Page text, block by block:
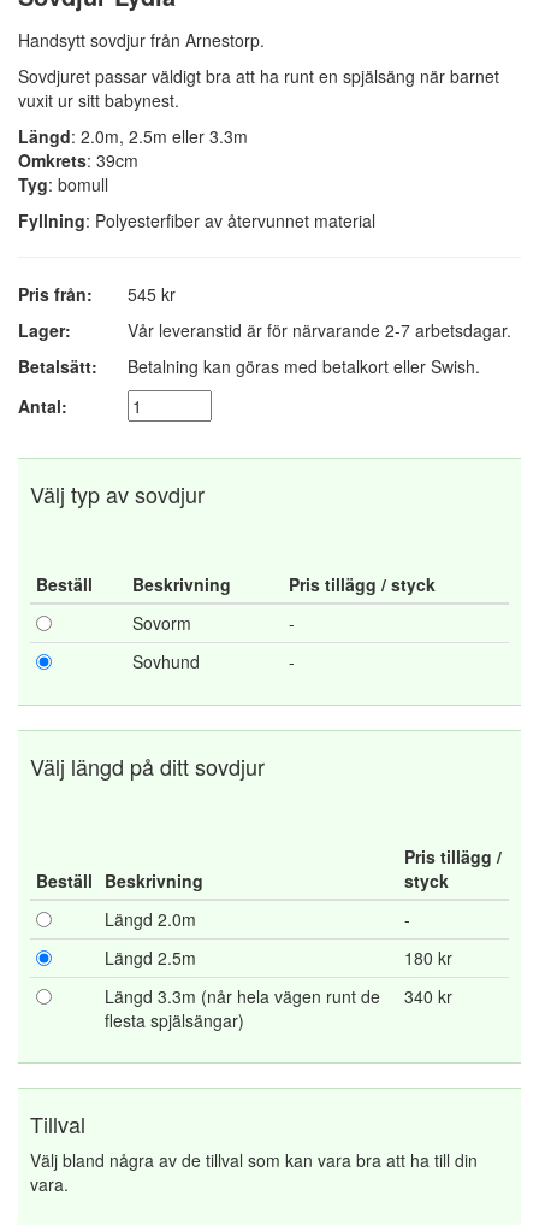
Handsytt sovdjur från Arnestorp.
Sovdjuret passar väldigt bra att ha runt en spjälsäng när barnet
vuxit ur sitt babynest.
Längd: 2.0m, 2.5m eller 3.3m
Omkrets: 39cm
Tyg: bomull
Fyllning: Polyesterfiber av återvunnet material
Pris från:
545 kr
Lager:
Vår leveranstid är för närvarande 2-7 arbetsdagar.
Betalsätt:
Betalning kan göras med betalkort eller Swish.
Antal:
Välj typ av sovdjur
Beställ Beskrivning
Pris tillägg / styck
Sovorm
-
Sovhund
-
Välj längd på ditt sovdjur
Beställ Beskrivning
Pris tillägg /
styck
Längd 2.0m
-
Längd 2.5m
180 kr
Längd 3.3m (når hela vägen runt de
flesta spjälsängar)
340 kr
Tillval
Välj bland några av de tillval som kan vara bra att ha till din
vara.